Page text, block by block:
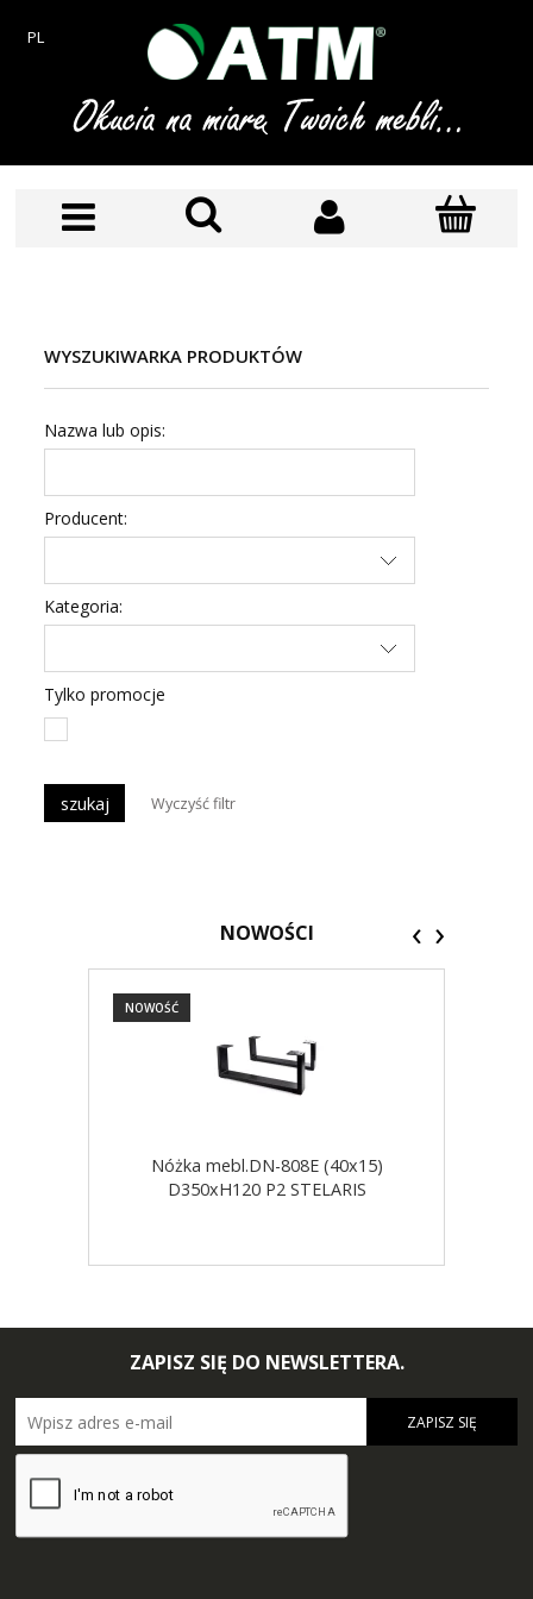
PL
WYSZUKIWARKA PRODUKTÓW
Nazwa lub opis:
Producent:
Kategoria:
Tylko promocje
szukaj Wyczyść filtr
NOWOŚCI
Nóżka mebl.DN-808E (40x15)
D350xH120 P2 STELARIS
NOWOŚĆ
‹ ›
ZAPISZ SIĘ DO NEWSLETTERA.
ZAPISZ SIĘ